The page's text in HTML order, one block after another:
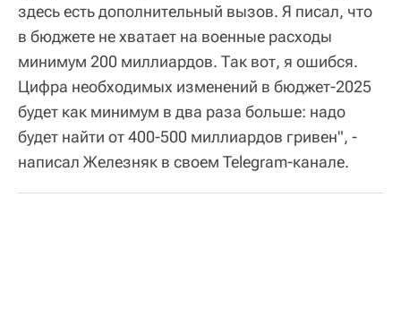
здесь есть дополнительный вызов. Я писал, что
в бюджете не хватает на военные расходы
минимум 200 миллиардов. Так вот, я ошибся.
Цифра необходимых изменений в бюджет-2025
будет как минимум в два раза больше: надо
будет найти от 400-500 миллиардов гривен", -
написал Железняк в своем Telegram-канале.